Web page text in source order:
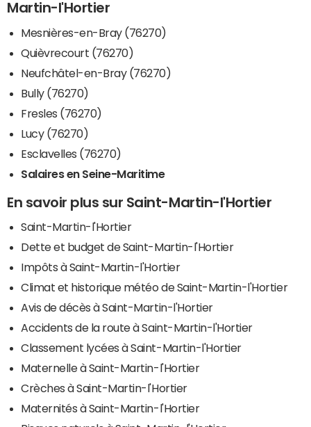
Martin-l'Hortier
Mesnières-en-Bray (76270)
Quièvrecourt (76270)
Neufchâtel-en-Bray (76270)
Bully (76270)
Fresles (76270)
Lucy (76270)
Esclavelles (76270)
Salaires en Seine-Maritime
En savoir plus sur Saint-Martin-l'Hortier
Saint-Martin-l'Hortier
Dette et budget de Saint-Martin-l'Hortier
Impôts à Saint-Martin-l'Hortier
Climat et historique météo de Saint-Martin-l'Hortier
Avis de décès à Saint-Martin-l'Hortier
Accidents de la route à Saint-Martin-l'Hortier
Classement lycées à Saint-Martin-l'Hortier
Maternelle à Saint-Martin-l'Hortier
Crèches à Saint-Martin-l'Hortier
Maternités à Saint-Martin-l'Hortier